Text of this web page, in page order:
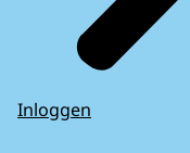
Inloggen